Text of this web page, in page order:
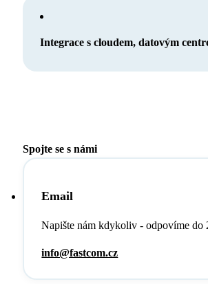
Integrace s cloudem, datovým
Spojte se s námi
Email
Napište nám kdykoliv - odpovíme do
info@fastcom.cz